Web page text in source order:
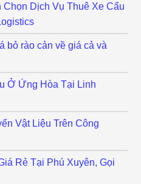
Dịch Vụ Thuê Xe Cẩu
bỏ rào cản về giá cả và
Ở Ứng Hòa Tại Linh
Vật Liệu Trên Công
Rẻ Tại Phú Xuyên, Gọi